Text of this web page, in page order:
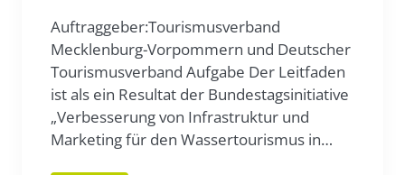
Auftraggeber:Tourismusverband
Mecklenburg-Vorpommern und Deutscher
Tourismusverband Aufgabe Der Leitfaden
ist als ein Resultat der Bundestagsinitiative
„Verbesserung von Infrastruktur und
Marketing für den Wassertourismus in…